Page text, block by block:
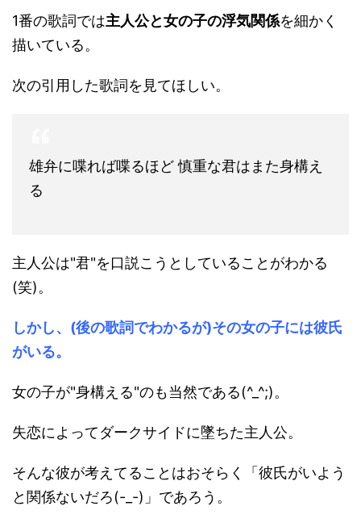
1番の歌詞では主人公と女の子の浮気関係を細かく
描いている。
次の引用した歌詞を見てほしい。
雄弁に喋れば喋るほど 慎重な君はまた身構え
る
主人公は"君"を口説こうとしていることがわかる
(笑)。
しかし、(後の歌詞でわかるが)その女の子には彼氏
がいる。
女の子が"身構える"のも当然である(^_^;)。
失恋によってダークサイドに墜ちた主人公。
そんな彼が考えてることはおそらく「彼氏がいよう
と関係ないだろ(-_-)」であろう。